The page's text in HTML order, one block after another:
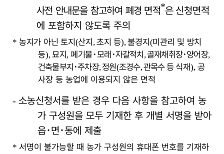
사전 안내문을 참고하여 폐경 면적*은 신청면적
에 포함하지 않도록 주의
* 농지가 아닌 토지 (산지 ,초지 등),불경지 (미관리 및 방치
등),묘지 , 폐기물･모래 ･자갈적치 ,골재채취장･양어장,
건축물부지 ･주차장,정원(조경수,관목수등 식재),공
사장 등 농업에 이용되지 않은 면적
- 소농신청서를 받은 경우 다음 사항을 참고하여 농
가 구성원을 모두 기재한 후 개별 서명을 받아
읍･면 ･동에 제출
* 서명이 불가능할 때 농가 구성원의 휴대폰 번호를 기재하